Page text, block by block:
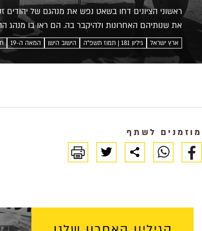
ראשוני הציונים דחו בשאט נפש את מנהגם של יהודים
את שנותיהם האחרונות ולהיקבר בה. הם ראו בו מנהג
עתיד. האם סיפוריהם...
ארץ ישראל גיליון 181 | תמוז תשפ”ה הישוב הישן המאה ה-19
מוזמנים לשתף